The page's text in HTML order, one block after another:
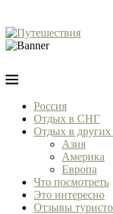
Россия
Отдых в СНГ
Отдых в других
Азия
Америка
Европа
Что посмотреть
Это интересно
Отзывы